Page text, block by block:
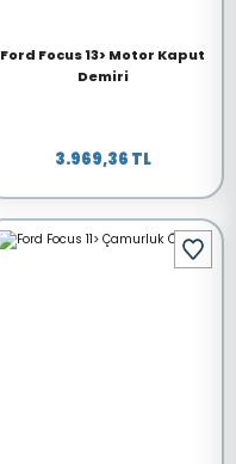
Ford Focus 13> Motor Kaput
Demiri
3.969,36 TL